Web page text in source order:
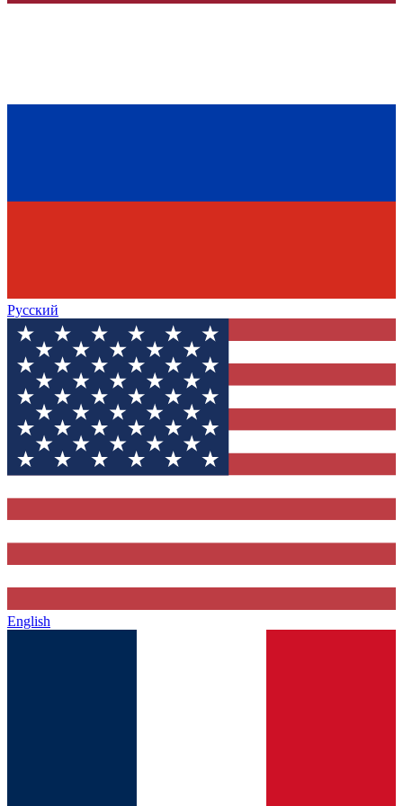
Русский
English